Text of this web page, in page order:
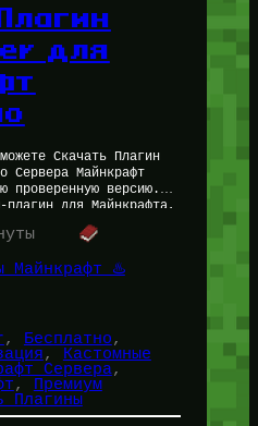
для
Скачать Плагин
Сервера Майнкрафт
проверенную версию.
для Майнкрафта,
на свой сервер
Майнкрафт ♨️
, Бесплатно
,
Кастомные
Сервера
,
Премиум
Плагины